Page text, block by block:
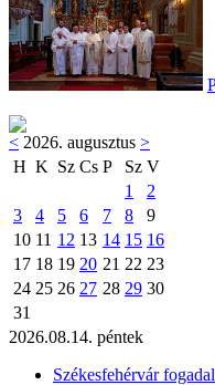
< 2026. augusztus >
H K Sz Cs P Sz V
1
2
3
4 5 6 7 8
9
10 11 12 13 14 15 16
17 18 19 20 21 22 23
24 25 26 27 28 29 30
31
2026.08.14. péntek
Székesfehérvár